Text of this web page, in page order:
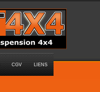
CGV LIENS